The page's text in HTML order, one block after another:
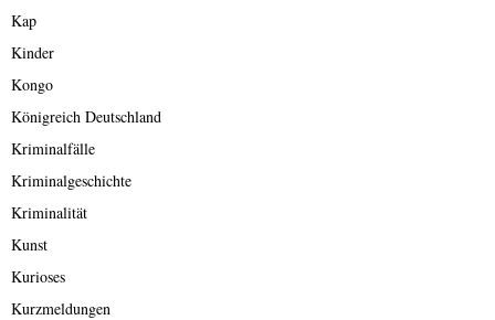
Kap
Kinder
Kongo
Königreich Deutschland
Kriminalfälle
Kriminalgeschichte
Kriminalität
Kunst
Kurioses
Kurzmeldungen